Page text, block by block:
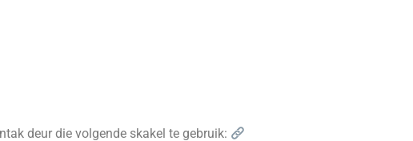
deur die volgende skakel te gebruik: